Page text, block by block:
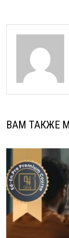
ВАМ ТАКЖЕ